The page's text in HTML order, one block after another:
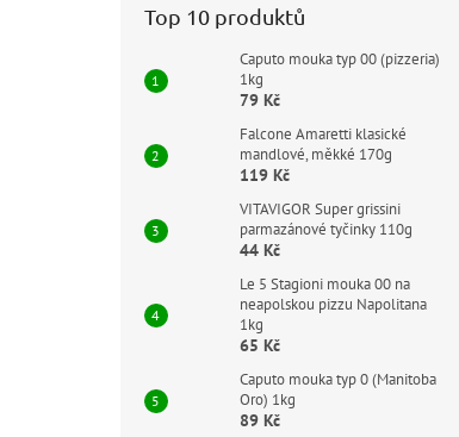
Top 10 produktů
Caputo mouka typ 00 (pizzeria)
1kg
79 Kč
Falcone Amaretti klasické
mandlové, měkké 170g
119 Kč
VITAVIGOR Super grissini
parmazánové tyčinky 110g
44 Kč
Le 5 Stagioni mouka 00 na
neapolskou pizzu Napolitana
1kg
65 Kč
Caputo mouka typ 0 (Manitoba
Oro) 1kg
89 Kč